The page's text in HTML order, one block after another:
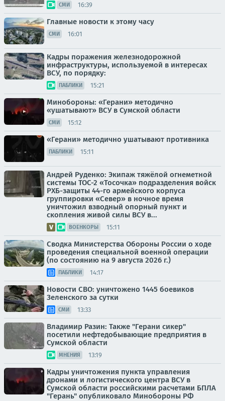
СМИ 16:39
Главные новости к этому часу
СМИ 16:01
Кадры поражения железнодорожной
инфраструктуры, используемой в интересах
ВСУ, по порядку:
ПАБЛИКИ 15:21
Минобороны: «Герани» методично
«ушатывают» ВСУ в Сумской области
СМИ 15:12
«Герани» методично ушатывают противника
ПАБЛИКИ 15:11
Андрей Руденко: Экипаж тяжёлой огнеметной
системы ТОС-2 «Тосочка» подразделения войск
РХБ-защиты 44-го армейского корпуса
группировки «Север» в ночное время
уничтожил взводный опорный пункт и
скопления живой силы ВСУ в...
ВОЕНКОРЫ 15:11
Сводка Министерства Обороны России о ходе
проведения специальной военной операции
(по состоянию на 9 августа 2026 г.)
ПАБЛИКИ 14:17
Новости СВО: уничтожено 1445 боевиков
Зеленского за сутки
СМИ 13:33
Владимир Разин: Также "Герани сикер"
посетили нефтедобывающие предприятия в
Сумской области
МНЕНИЯ 13:19
Кадры уничтожения пункта управления
дронами и логистического центра ВСУ в
Сумской области российскими расчетами БПЛА
"Герань" опубликовало Минобороны РФ